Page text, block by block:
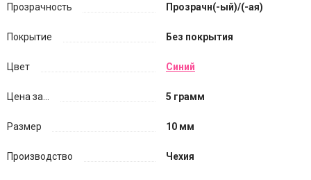
Прозрачность Прозрачн(-ый)/(-ая)
Покрытие Без покрытия
Цвет Синий
Цена за... 5 грамм
Размер 10 мм
Производство Чехия